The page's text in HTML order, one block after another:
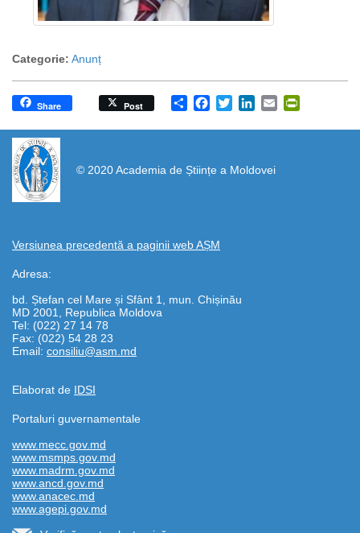
Categorie: Anunț
Share
Share Post Facebook
TwitterLinkedIn
Email
© 2020 Academia de Științe a Moldovei
Versiunea precedentă a paginii web AȘM
Adresa:
bd. Ștefan cel Mare și Sfânt 1, mun. Chișinău
MD 2001, Republica Moldova
Tel: (022) 27 14 78
Fax: (022) 54 28 23
Email: consiliu@asm.md
Elaborat de IDSI
https://propletenie.ru/
Portaluri guvernamentale
www.mecc.gov.md
www.msmps.gov.md
www.madrm.gov.md
www.ancd.gov.md
www.anacec.md
www.agepi.gov.md